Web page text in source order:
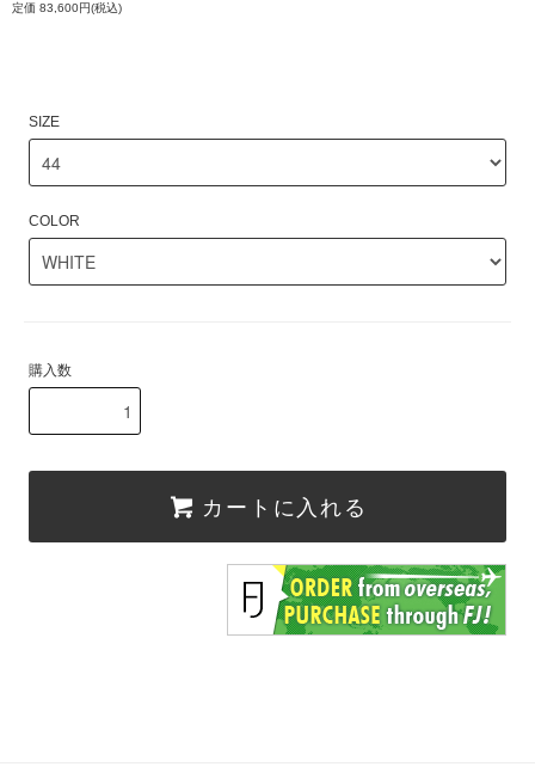
定価 83,600円(税込)
SIZE
COLOR
購入数
カートに入れる